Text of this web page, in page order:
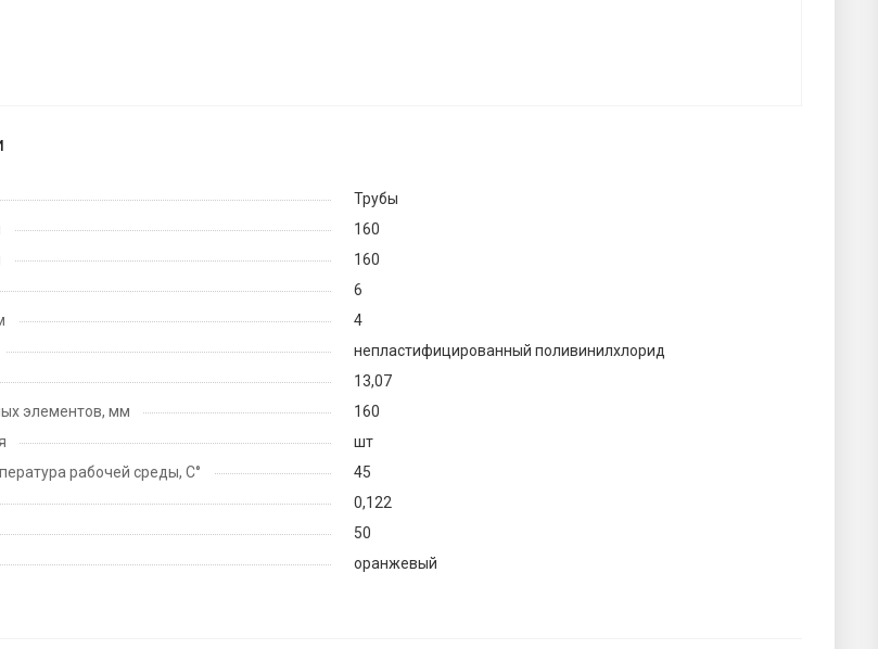
Трубы
160
160
6
4
непластифицированный поливинилхлорид
13,07
элементов, мм
160
шт
рабочей среды, С°
45
0,122
50
оранжевый